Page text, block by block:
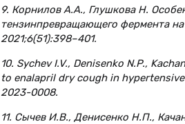
9. Корнилов А.А., Глушкова Н.
тензинпревращающего фермента
2021;6(51):398–401.
10. Sychev I.V., Denisenko N.P.,
to enalapril dry cough in
2023-0008.
11. Сычев И.В., Денисенко Н.П.,